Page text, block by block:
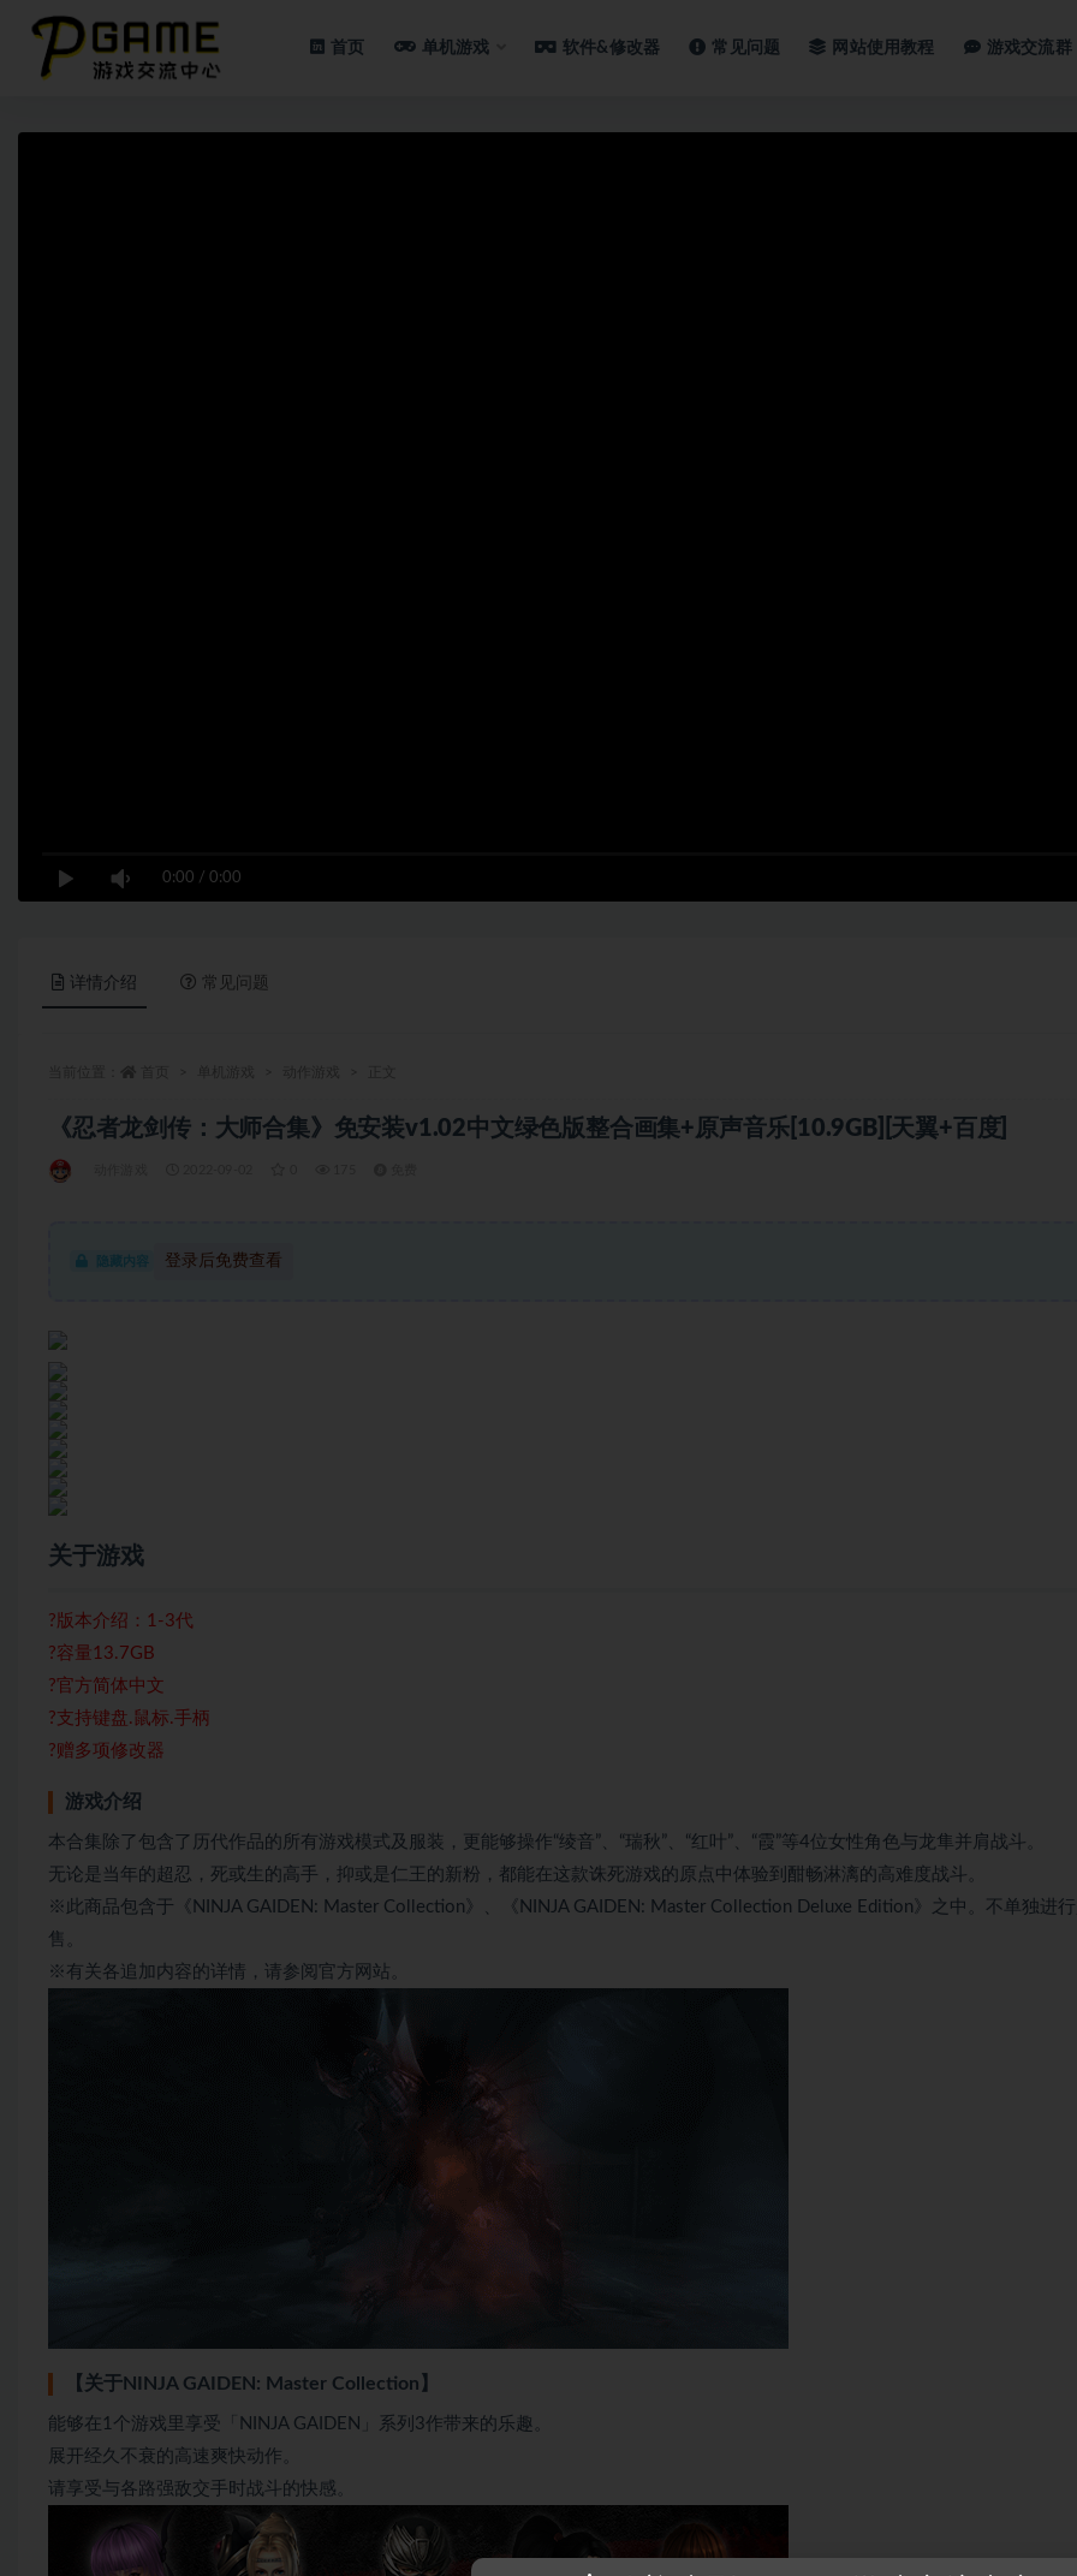
首页 单机游戏 软件&修改器 常见问题 网站使用教程 游戏交流群
0:00 / 0:00
详情介绍 常见问题
《忍者龙剑传：大师合集》免安装v1.02中文绿色版整合画集+原声音乐[10.9GB][天翼+百度]
隐藏内容 登录后免费查看
关于游戏
?版本介绍：1-3代
?容量13.7GB
?官方简体中文
?支持键盘.鼠标.手柄
?赠多项修改器
游戏介绍
本合集除了包含了历代作品的所有游戏模式及服装，更能够操作“绫音”、“瑞秋”、“红叶”、“霞”等4位女性角色与龙隼并肩战斗。
无论是当年的超忍，死或生的高手，抑或是仁王的新粉，都能在这款诛死游戏的原点中体验到酣畅淋漓的高难度战斗。
※此商品包含于《NINJA GAIDEN: Master Collection》、《NINJA GAIDEN: Master Collection Deluxe Edition》之中。不单独进
售。
※有关各追加内容的详情，请参阅官方网站。
【关于NINJA GAIDEN: Master Collection】
能够在1个游戏里享受「NINJA GAIDEN」系列3作带来的乐趣。
展开经久不衰的高速爽快动作。
请享受与各路强敌交手时战斗的快感。